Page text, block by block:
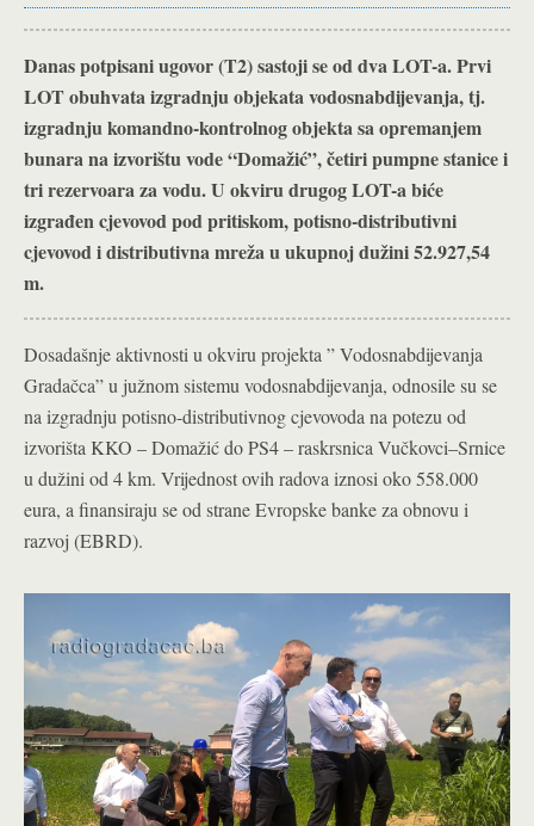
Danas potpisani ugovor (T2) sastoji se od dva LOT-a. Prvi
LOT obuhvata izgradnju objekata vodosnabdijevanja, tj.
izgradnju komandno-kontrolnog objekta sa opremanjem
bunara na izvorištu vode “Domažić”, četiri pumpne stanice i
tri rezervoara za vodu. U okviru drugog LOT-a biće
izgrađen cjevovod pod pritiskom, potisno-distributivni
cjevovod i distributivna mreža u ukupnoj dužini 52.927,54
m.
Dosadašnje aktivnosti u okviru projekta ” Vodosnabdijevanja
Gradačca” u južnom sistemu vodosnabdijevanja, odnosile su se
na izgradnju potisno-distributivnog cjevovoda na potezu od
izvorišta KKO – Domažić do PS4 – raskrsnica Vučkovci–Srnice
u dužini od 4 km. Vrijednost ovih radova iznosi oko 558.000
eura, a finansiraju se od strane Evropske banke za obnovu i
razvoj (EBRD).